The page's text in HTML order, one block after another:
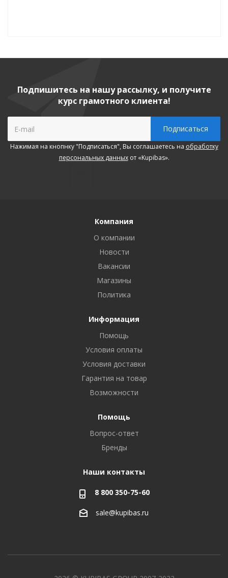
Подпишитесь на нашу рассылку, и получите
курс грамотного клиента!
Нажимая на кнопнку "Подписаться", Вы соглашаетесь на обработку
персональных данныхот «Kupibas».
Компания
О компании
Новости
Вакансии
Магазины
Политика
Информация
Помощь
Условия оплаты
Условия доставки
Гарантия на товар
Возможности
Помощь
Вопрос-ответ
Бренды
Наши контакты
8 800 350-75-60
sale@kupibas.ru